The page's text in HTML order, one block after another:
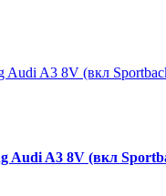
Audi A3 8V (вкл